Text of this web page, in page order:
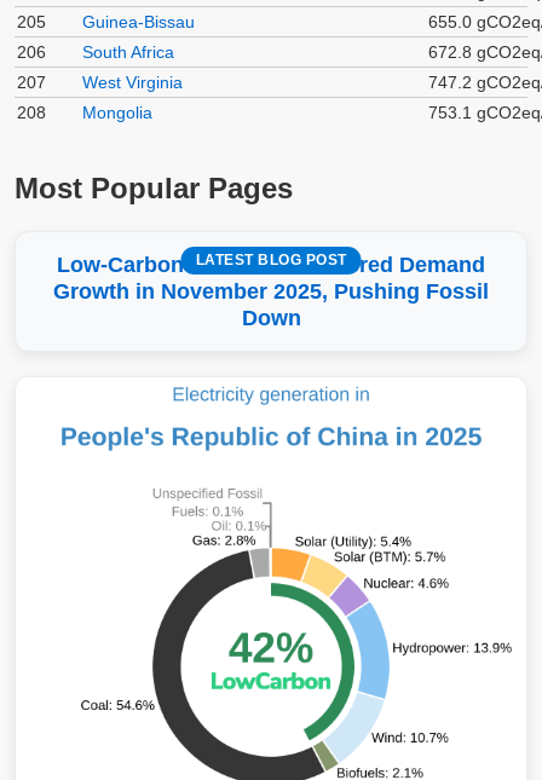
205
Guinea-Bissau
655.0
206
South Africa
672.8
207
West Virginia
747.2
208
Mongolia 753.1
Most Popular Pages
LATEST BLOG POST
Low-Carbon More Than Covered Demand
Growth in November 2025, Pushing Fossil
Down